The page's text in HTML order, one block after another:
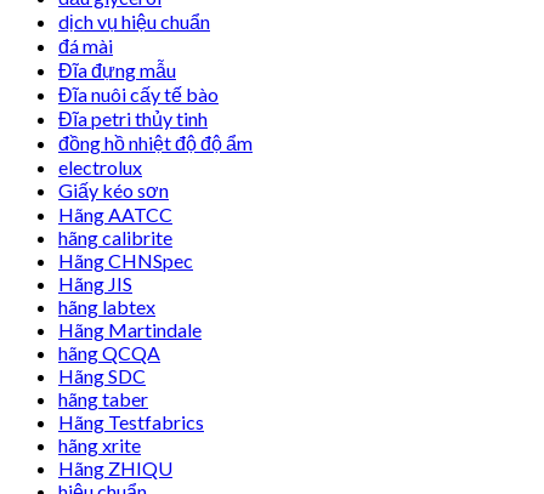
dịch vụ hiệu chuẩn
đá mài
Đĩa đựng mẫu
Đĩa nuôi cấy tế bào
Đĩa petri thủy tinh
đồng hồ nhiệt độ độ ẩm
electrolux
Giấy kéo sơn
Hãng AATCC
hãng calibrite
Hãng CHNSpec
Hãng JIS
hãng labtex
Hãng Martindale
hãng QCQA
Hãng SDC
hãng taber
Hãng Testfabrics
hãng xrite
Hãng ZHIQU